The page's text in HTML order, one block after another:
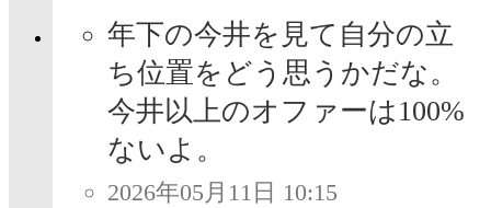
年下の今井を見て自分の立
ち位置をどう思うかだな。
今井以上のオファーは100%
ないよ。
2026年05月11日 10:15